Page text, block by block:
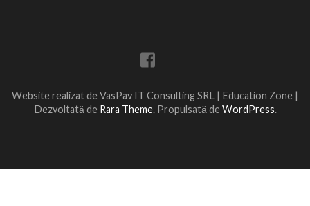
Website realizat de VasPav IT Consulting SRL | Education Zone |
Dezvoltată de Rara Theme. Propulsată deWordPress.